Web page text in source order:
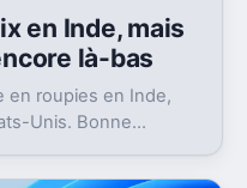
en Inde, mais
là-bas
en roupies en Inde,
Unis. Bonne